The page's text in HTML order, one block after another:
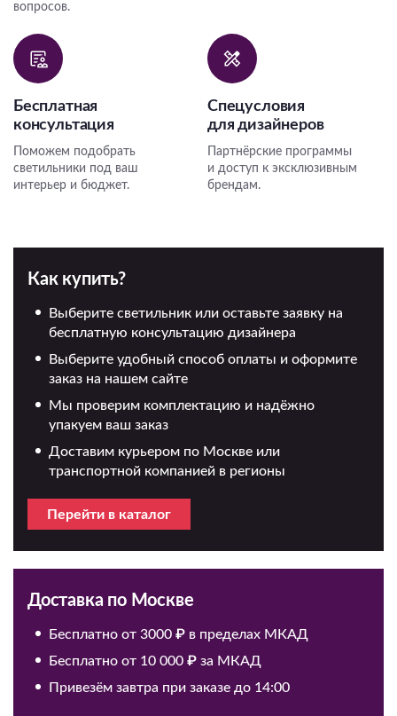
вопросов.
Бесплатная
консультация
Поможем подобрать
светильники под ваш
интерьер и бюджет.
Спецусловия
для дизайнеров
Партнёрские программы
и доступ к эксклюзивным
брендам.
Как купить?
Выберите светильник или оставьте заявку на
бесплатную консультацию дизайнера
Выберите удобный способ оплаты и оформите
заказ на нашем сайте
Мы проверим комплектацию и надёжно
упакуем ваш заказ
Доставим курьером по Москве или
транспортной компанией в регионы
Перейти в каталог
Доставка по Москве
Бесплатно от 3000 ₽ в пределах МКАД
Бесплатно от 10 000 ₽ за МКАД
Привезём завтра при заказе до 14:00